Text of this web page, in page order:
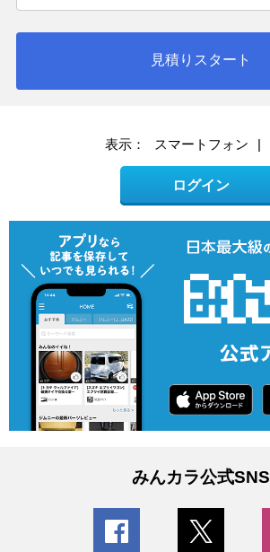
見積りスタート
表示： スマートフォン |
ログイン
みんカラ公式SNS